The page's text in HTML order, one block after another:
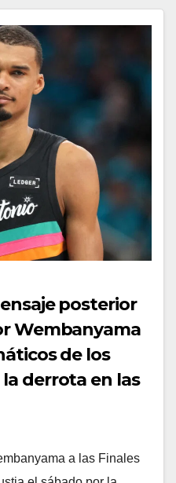
posterior
Wembanyama
de los
derrota en las
a las Finales